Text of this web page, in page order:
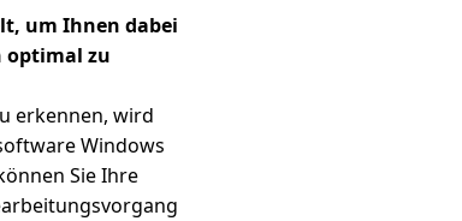
um Ihnen dabei
optimal zu
erkennen, wird
Windows
Sie Ihre